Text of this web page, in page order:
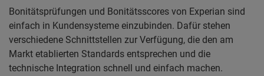
Bonitätsprüfungen und Bonitätsscores von Experian sind
einfach in Kundensysteme einzubinden. Dafür stehen
verschiedene Schnittstellen zur Verfügung, die den am
Markt etablierten Standards entsprechen und die
technische Integration schnell und einfach machen.